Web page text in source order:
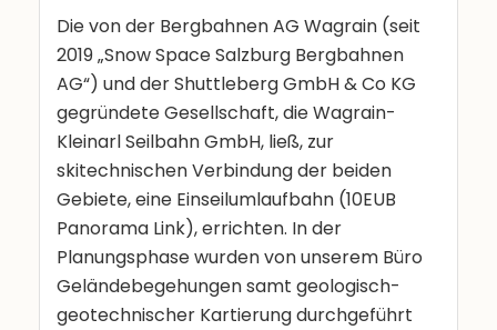
Die von der Bergbahnen AG Wagrain (seit
2019 „Snow Space Salzburg Bergbahnen
AG“) und der Shuttleberg GmbH & Co KG
gegründete Gesellschaft, die Wagrain-
Kleinarl Seilbahn GmbH, ließ, zur
skitechnischen Verbindung der beiden
Gebiete, eine Einseilumlaufbahn (10EUB
Panorama Link), errichten. In der
Planungsphase wurden von unserem Büro
Geländebegehungen samt geologisch-
geotechnischer Kartierung durchgeführt